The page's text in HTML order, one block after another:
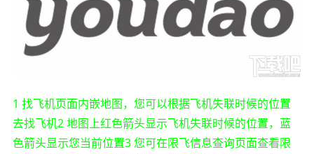
1 找飞机页面内嵌地图，您可以根据飞机失联时候的位置
去找飞机2 地图上红色箭头显示飞机失联时候的位置，蓝
色箭头显示您当前位置3 您可在限飞信息查询页面查看限